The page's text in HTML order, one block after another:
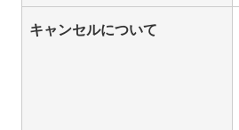
キャンセルについて